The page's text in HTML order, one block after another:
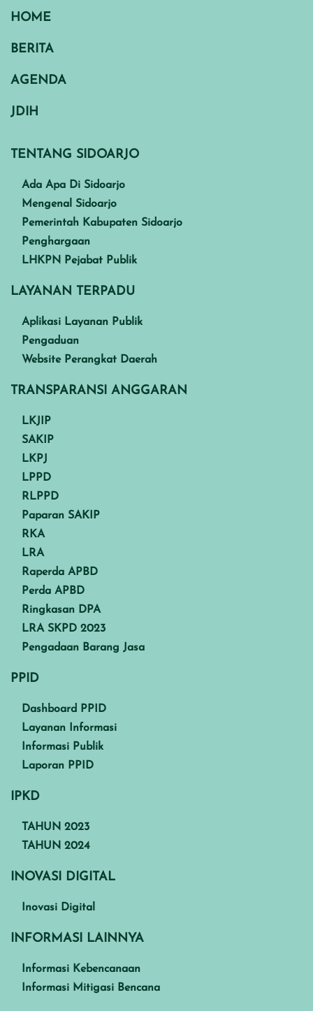
HOME
BERITA
AGENDA
JDIH
TENTANG SIDOARJO
Ada Apa Di Sidoarjo
Mengenal Sidoarjo
Pemerintah Kabupaten Sidoarjo
Penghargaan
LHKPN Pejabat Publik
LAYANAN TERPADU
Aplikasi Layanan Publik
Pengaduan
Website Perangkat Daerah
TRANSPARANSI ANGGARAN
LKJIP
SAKIP
LKPJ
LPPD
RLPPD
Paparan SAKIP
RKA
LRA
Raperda APBD
Perda APBD
Ringkasan DPA
LRA SKPD 2023
Pengadaan Barang Jasa
PPID
Dashboard PPID
Layanan Informasi
Informasi Publik
Laporan PPID
IPKD
TAHUN 2023
TAHUN 2024
INOVASI DIGITAL
Inovasi Digital
INFORMASI LAINNYA
Informasi Kebencanaan
Informasi Mitigasi Bencana